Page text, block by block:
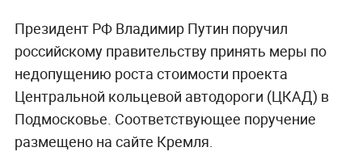
Президент РФ Владимир Путин поручил
российскому правительству принять меры по
недопущению роста стоимости проекта
Центральной кольцевой автодороги (ЦКАД) в
Подмосковье. Соответствующее поручение
размещено на сайте Кремля.